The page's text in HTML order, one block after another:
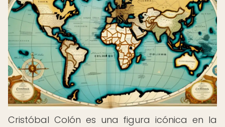
Cristóbal Colón es una figura icónica en la